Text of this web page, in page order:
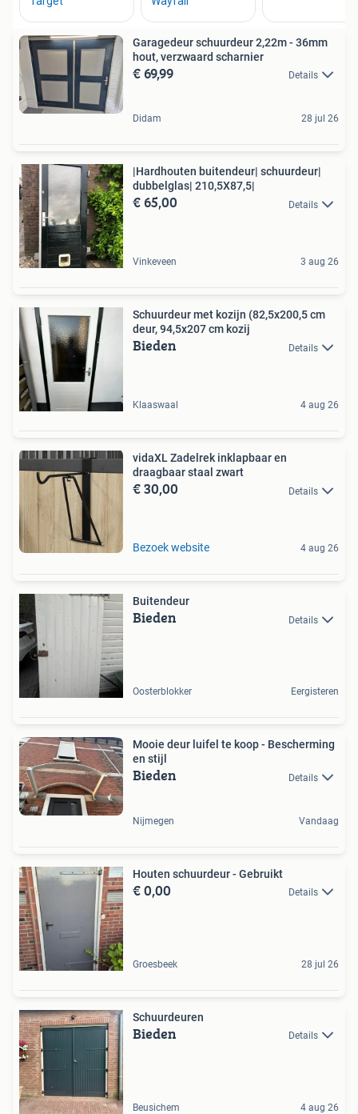
Garagedeur schuurdeur 2,22m - 36mm
hout, verzwaard scharnier
€ 69,99 Details
Didam 28 jul 26
|Hardhouten buitendeur| schuurdeur|
dubbelglas| 210,5X87,5|
€ 65,00 Details
Vinkeveen 3 aug 26
Schuurdeur met kozijn (82,5x200,5 cm
deur, 94,5x207 cm kozij
Bieden Details
Klaaswaal 4 aug 26
vidaXL Zadelrek inklapbaar en
draagbaar staal zwart
€ 30,00 Details
Bezoek website 4 aug 26
Buitendeur
Bieden Details
Oosterblokker Eergisteren
Mooie deur luifel te koop - Bescherming
en stijl
Bieden Details
Nijmegen Vandaag
Houten schuurdeur - Gebruikt
€ 0,00 Details
Groesbeek 28 jul 26
Schuurdeuren
Bieden Details
Beusichem 4 aug 26